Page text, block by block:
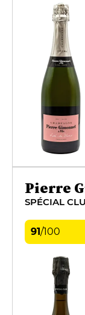
Pierre
SPÉCIAL
91/100